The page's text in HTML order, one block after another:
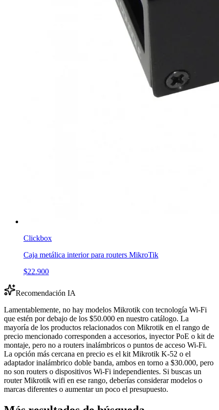
Clickbox
Caja metálica interior para routers MikroTik
$22.900
Recomendación IA
Lamentablemente, no hay modelos Mikrotik con tecnología Wi-Fi
que estén por debajo de los $50.000 en nuestro catálogo. La
mayoría de los productos relacionados con Mikrotik en el rango de
precio mencionado corresponden a accesorios, inyector PoE o kit de
montaje, pero no a routers inalámbricos o puntos de acceso Wi-Fi.
La opción más cercana en precio es el kit Mikrotik K-52 o el
adaptador inalámbrico doble banda, ambos en torno a $30.000, pero
no son routers o dispositivos Wi-Fi independientes. Si buscas un
router Mikrotik wifi en ese rango, deberías considerar modelos o
marcas diferentes o aumentar un poco el presupuesto.